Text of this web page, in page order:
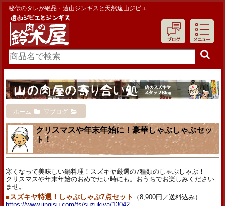
秘伝のタレが絶品・遠山ジンギスと天然遠山ジビエ
ホーム ▽ブログ
クリスマスや年末年始に！豪華しゃぶしゃぶセッ
ト！
寒くなって美味しい鍋料理！スズキヤ厳選の7種類のしゃぶしゃぶ！
クリスマスや年末年始のおめでたい時にも。おうちでお楽しみください
ませ。
■ スズキヤ特選！しゃぶしゃぶ7点セット
（8,900円／送料込み）